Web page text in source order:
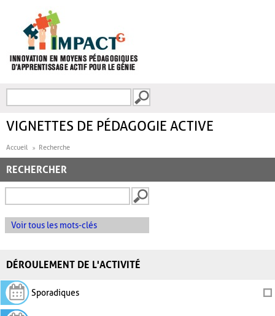
FORMULAIRE DE
VIGNETTES DE PÉDAGOGIE ACTIVE
Accueil Recherche
RECHERCHER
Voir tous les mots-clés
DÉROULEMENT DE L'ACTIVITÉ
Sporadiques